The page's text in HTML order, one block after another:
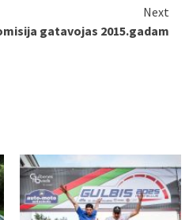
Next
gatavojas 2015.gadam